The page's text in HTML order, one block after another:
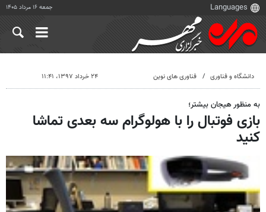
جمعه ۱۶ مرداد ۱۴۰۵
دانشگاه و فناوری فناوری های نوین ۲۴ خرداد ۱۳۹۷، ۱۱:۴۱
به منظور هیجان بیشتر؛
بازی فوتبال را با هولوگرام سه بعدی تماشا
کنید